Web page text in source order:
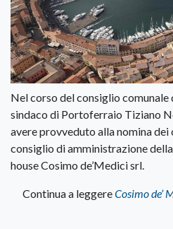
Nel corso del consiglio comunale
sindaco di Portoferraio Tiziano
avere provveduto alla nomina
consiglio di amministrazione
house Cosimo de’Medici srl.
Continua a leggereCosimo de’